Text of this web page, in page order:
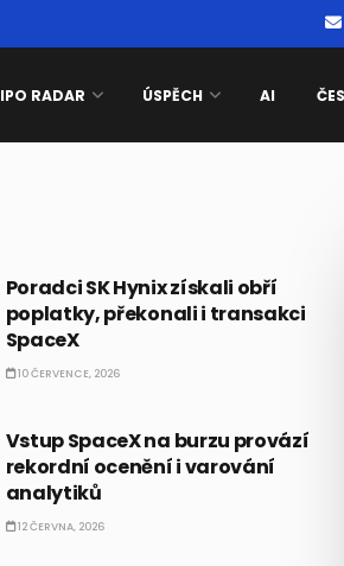
IPO RADAR ÚSPĚCH AI
Poradci SK Hynix získali obří
poplatky, překonali i transakci
SpaceX
10 ČERVENCE, 2026
Vstup SpaceX na burzu provází
rekordní ocenění i varování
analytiků
12 ČERVNA, 2026